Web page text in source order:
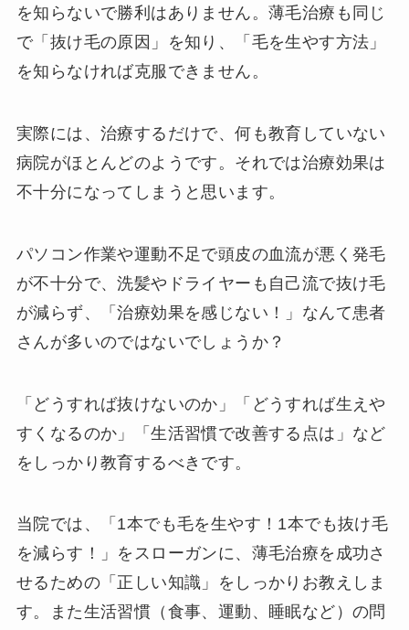
を知らないで勝利はありません。薄毛治療も同じ
で「抜け毛の原因」を知り、「毛を生やす方法」
を知らなければ克服できません。
実際には、治療するだけで、何も教育していない
病院がほとんどのようです。それでは治療効果は
不十分になってしまうと思います。
パソコン作業や運動不足で頭皮の血流が悪く発毛
が不十分で、洗髪やドライヤーも自己流で抜け毛
が減らず、「治療効果を感じない！」なんて患者
さんが多いのではないでしょうか？
「どうすれば抜けないのか」「どうすれば生えや
すくなるのか」「生活習慣で改善する点は」など
をしっかり教育するべきです。
当院では、「1本でも毛を生やす！1本でも抜け毛
を減らす！」をスローガンに、薄毛治療を成功さ
せるための「正しい知識」をしっかりお教えしま
す。また生活習慣（食事、運動、睡眠など）の問